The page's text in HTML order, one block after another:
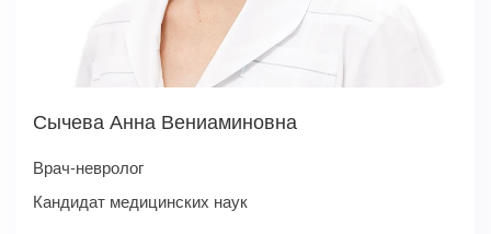
Сычева Анна Вениаминовна
Врач-невролог
Кандидат медицинских наук